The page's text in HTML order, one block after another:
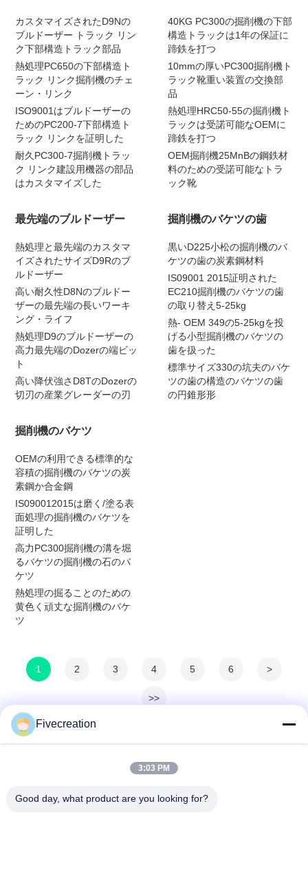
カスタマイズされたD9Nの
ブルドーザー トラック リン
ク下部構造トラック部品
熱処理PC650の下部構造ト
ラック リンク掘削機のチェ
ーン・リンク
ISO9001はブルドーザーの
ためのPC200-7下部構造ト
ラック リンクを証明した
耐久PC300-7掘削機トラッ
ク リンク建設用機器の部品
はカスタマイズした
40KG PC300の掘削機の下部
構造トラックは1年の保証に
蹄鉄を打つ
10mmの厚いPC300掘削機ト
ラック靴重い装置の交換部
品
熱処理HRC50-55の掘削機ト
ラックは受諾可能なOEMに
蹄鉄を打つ
OEM掘削機25MnBの鋼鉄材
料のための受諾可能なトラ
ック靴
最先端のブルドーザー
熱処理と最先端のカスタマ
イズされたサイズD9Rのブ
ルドーザー
高い耐久性D8Nのブルドー
ザーの最先端の長いワーキ
ング・ライフ
熱処理D9のブルドーザーの
高力最先端のDozerの端ビッ
ト
高い降伏強さD8TのDozerの
切刃の産業グレーダーの刃
掘削機のバケツの歯
黒いD225小松の掘削機のバ
ケツの歯の炭素鋼材料
IS09001 2015証明された
EC210掘削機のバケツの歯
の取り替え5-25kg
熱- OEM 349の5-25kgを投
げる小型掘削機のバケツの
歯を扱った
標準サイズ330の坑夫のバケ
ツの歯の構造のバケツの歯
の円錐形形
掘削機のバケツ
OEMの利用できる標準的な
容積の掘削機のバケツの炭
素鋼か合金鋼
IS090012015は磨く/塗る表
面処理の掘削機のバケツを
証明した
高力PC300掘削機の溝を堀
るバケツの掘削機の石のバ
ケツ
熱処理の掘ることのための
黄色く頑丈な掘削機のバケ
ツ
1 2 3 4 5 6 >
>>
Fivecreation
3:03 PM
Good day, what product are you looking for?